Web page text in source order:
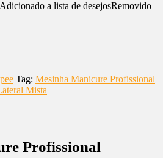
Adicionado a lista de desejosRemovido
Tag: Mesinha Manicure Profissional
Mista
Profissional